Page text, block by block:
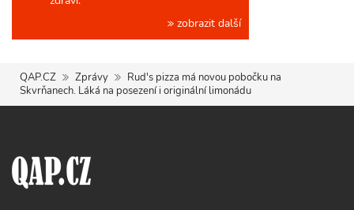
zobrazit další
QAP.CZ Zprávy
Rud's pizza má novou pobočku na
Skvrňanech. Láká na posezení i originální limonádu